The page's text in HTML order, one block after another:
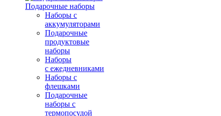
Подарочные наборы
Наборы с
аккумуляторами
Подарочные
продуктовые
наборы
Наборы
с ежедневниками
Наборы с
флешками
Подарочные
наборы с
термопосудой